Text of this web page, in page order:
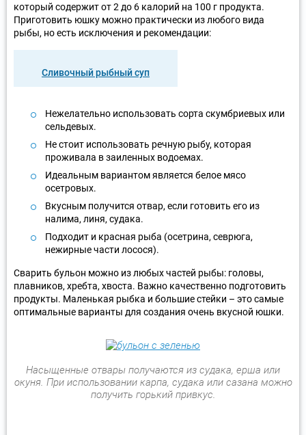
который содержит от 2 до 6 калорий на 100 г продукта.
Приготовить юшку можно практически из любого вида
рыбы, но есть исключения и рекомендации:
Сливочный рыбный суп
Нежелательно использовать сорта скумбриевых или
сельдевых.
Не стоит использовать речную рыбу, которая
проживала в заиленных водоемах.
Идеальным вариантом является белое мясо
осетровых.
Вкусным получится отвар, если готовить его из
налима, линя, судака.
Подходит и красная рыба (осетрина, севрюга,
нежирные части лосося).
Сварить бульон можно из любых частей рыбы: головы,
плавников, хребта, хвоста. Важно качественно подготовить
продукты. Маленькая рыбка и большие стейки – это самые
оптимальные варианты для создания очень вкусной юшки.
Насыщенные отвары получаются из судака, ерша или
окуня. При использовании карпа, судака или сазана можно
получить горький привкус.